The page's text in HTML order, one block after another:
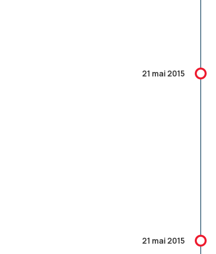
21 mai 2015
21 mai 2015